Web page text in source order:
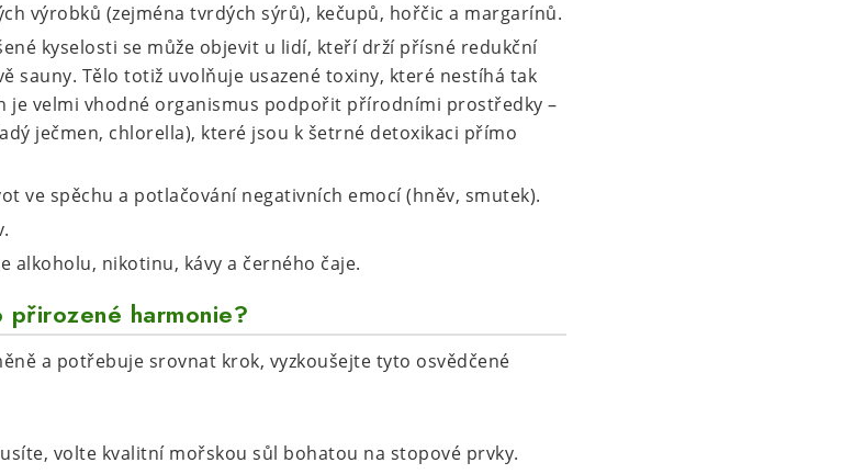
výrobků (zejména tvrdých sýrů), kečupů, hořčic a margarínů.
kyselosti se může objevit u lidí, kteří drží přísné redukční
sauny. Tělo totiž uvolňuje usazené toxiny, které nestíhá tak
je velmi vhodné organismus podpořit přírodními prostředky –
ječmen, chlorella), které jsou k šetrné detoxikaci přímo
ve spěchu a potlačování negativních emocí (hněv, smutek).
alkoholu, nikotinu, kávy a černého čaje.
harmonie?
a potřebuje srovnat krok, vyzkoušejte tyto osvědčené
volte kvalitní mořskou sůl bohatou na stopové prvky.